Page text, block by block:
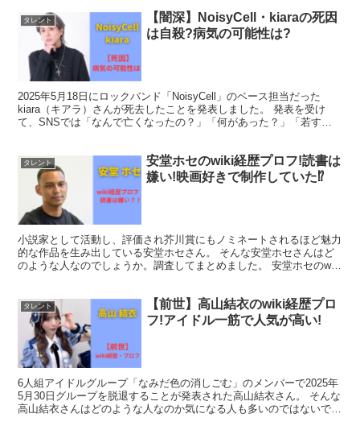
タレント
【闇深】NoisyCell・kiaraの死因
は自殺?病気の可能性は?
2025年5月18日にロックバンド「NoisyCell」のベース担当だった
kiara（キアラ）さんが死去したことを発表しました。 発表を受け
て、SNSでは「なんで亡くなったの？」「何があった？」「若すぎ
タレント
安堂ホセのwiki経歴プロフ!読書は
嫌い!映画好きで制作していた⁉
小説家として活動し、評価され芥川賞にもノミネートされるほど魅力
的な作品を生み出している安堂ホセさん。 そんな安堂ホセさんはど
のような人なのでしょうか。調査してまとめました。 安堂ホセのwiki
タレント
【前世】高山結衣のwiki経歴プロ
フ!アイドル一筋で人気が高い!
6人組アイドルグループ「なみだ色の消しごむ」のメンバーで2025年
5月30日グループを脱退することが発表された高山結衣さん。 そんな
高山結衣さんはどのような人なのか気になる人も多いのではないでし